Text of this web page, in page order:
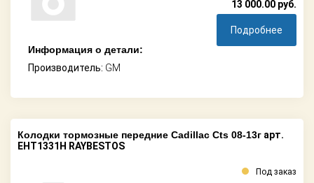
Информация о детали:
Производитель: GM
13 000.00 руб.
Подробнее
Колодки тормозные передние Cadillac Cts 08-13г арт.
EHT1331H RAYBESTOS
Под заказ